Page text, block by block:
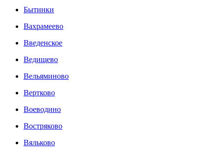
Бытинки
Вахрамеево
Введенское
Ведищево
Вельяминово
Вертково
Воеводино
Востряково
Вяльково